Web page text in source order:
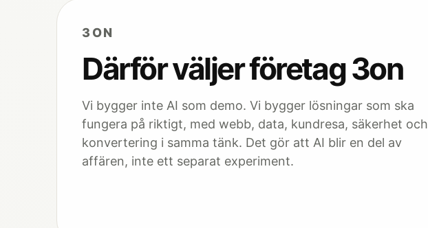
3ON
Därför väljer företag 3on
Vi bygger inte AI som demo. Vi bygger lösningar som ska
fungera på riktigt, med webb, data, kundresa, säkerhet och
konvertering i samma tänk. Det gör att AI blir en del av
affären, inte ett separat experiment.